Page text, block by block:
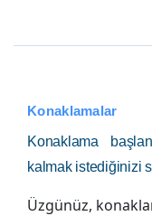
Konaklamalar
Konaklama
kalmak istediğinizi
Üzgünüz,